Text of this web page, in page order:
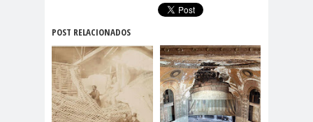
POST RELACIONADOS